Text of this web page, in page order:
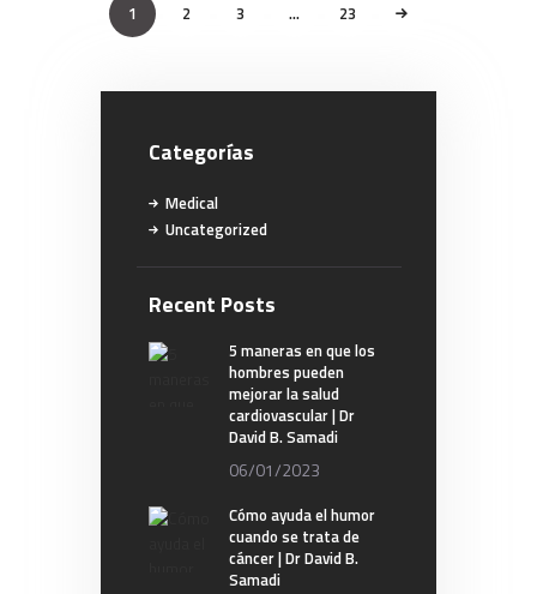
entradas
PAGE
1 PAGE
2 PAGE
3 … PAGE
23
>
Categorías
Medical
Uncategorized
Recent Posts
5 maneras en que los
hombres pueden
mejorar la salud
cardiovascular | Dr
David B. Samadi
06/01/2023
Cómo ayuda el humor
cuando se trata de
cáncer | Dr David B.
Samadi